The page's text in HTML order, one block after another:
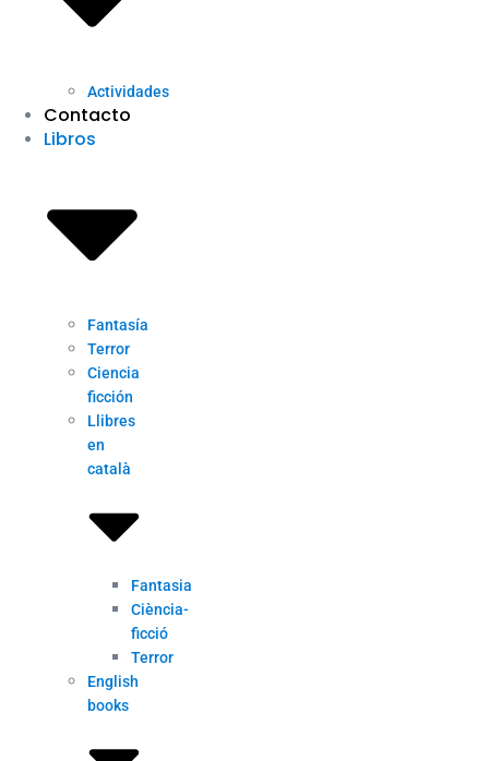
Actividades
Contacto
Libros
Fantasía
Terror
Ciencia
ficción
Llibres
en
català
Fantasia
Ciència-
ficció
Terror
English
books